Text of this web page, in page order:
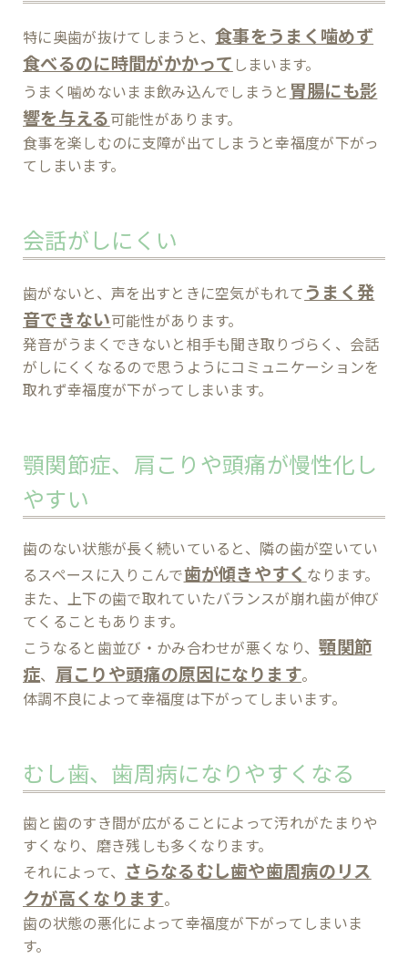
特に奥歯が抜けてしまうと、食事をうまく噛めず
食べるのに時間がかかって しまいます。
うまく噛めないまま飲み込んでしまうと 胃腸にも影
響を与える可能性があります。
食事を楽しむのに支障が出てしまうと幸福度が下がっ
てしまいます。
会話がしにくい
歯がないと、声を出すときに空気がもれてうまく発
音できない可能性があります。
発音がうまくできないと相手も聞き取りづらく、会話
がしにくくなるので思うようにコミュニケーションを
取れず幸福度が下がってしまいます。
顎関節症、肩こりや頭痛が慢性化し
やすい
歯のない状態が長く続いていると、隣の歯が空いてい
るスペースに入りこんで歯が傾きやすく なります。
また、上下の歯で取れていたバランスが崩れ歯が伸び
てくることもあります。
こうなると歯並び・かみ合わせが悪くなり、顎関節
症、 肩こりや頭痛の原因になります。
体調不良によって幸福度は下がってしまいます。
むし歯、歯周病になりやすくなる
歯と歯のすき間が広がることによって汚れがたまりや
すくなり、磨き残しも多くなります。
それによって、 さらなるむし歯や歯周病のリス
クが高くなります。
歯の状態の悪化によって幸福度が下がってしまいま
す。